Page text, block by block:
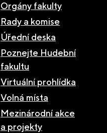
Orgány fakulty
Rady a komise
Úřední deska
Poznejte Hudební
fakultu
Virtuální prohlídka
Volná místa
Mezinárodní akce
a projekty